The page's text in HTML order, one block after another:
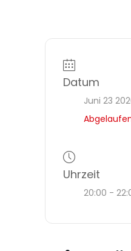
Datum
Juni 23
Uhrzeit
20:00 -